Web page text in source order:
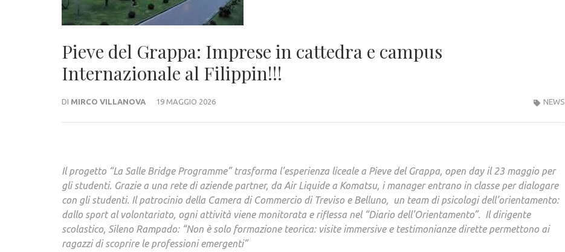
Pieve del Grappa: Imprese in cattedra e campus
Internazionale al Filippin!!!
DI MIRCO VILLANOVA 19 MAGGIO 2026 NEWS
Il progetto “La Salle Bridge Programme” trasforma l’esperienza liceale a Pieve del Grappa, open day il 23 maggio per
gli studenti. Grazie a una rete di aziende partner, da Air Liquide a Komatsu, i manager entrano in classe per dialogare
con gli studenti. Il patrocinio della Camera di Commercio di Treviso e Belluno, un team di psicologi dell’orientamento:
dallo sport al volontariato, ogni attività viene monitorata e riflessa nel “Diario dell’Orientamento”. Il dirigente
scolastico, Sileno Rampado: “Non è solo formazione teorica: visite immersive e testimonianze dirette permettono ai
ragazzi di scoprire le professioni emergenti”